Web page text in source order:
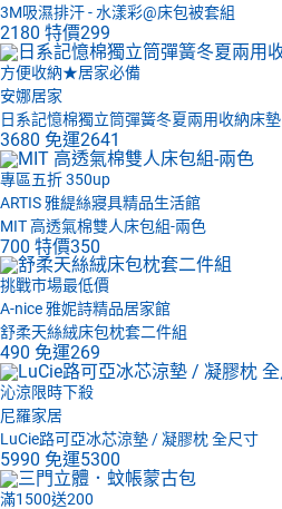
3M吸濕排汗 - 水漾彩@床包被套組
2180 特價299
方便收納★居家必備
安娜居家
日系記憶棉獨立筒彈簧冬夏兩用收納床墊
3680 免運2641
專區五折 350up
ARTIS 雅緹絲寢具精品生活館
MIT 高透氣棉雙人床包組-兩色
700 特價350
挑戰市場最低價
A-nice 雅妮詩精品居家館
舒柔天絲絨床包枕套二件組
490 免運269
沁涼限時下殺
尼羅家居
LuCie路可亞冰芯涼墊 / 凝膠枕 全尺寸
5990 免運5300
滿1500送200